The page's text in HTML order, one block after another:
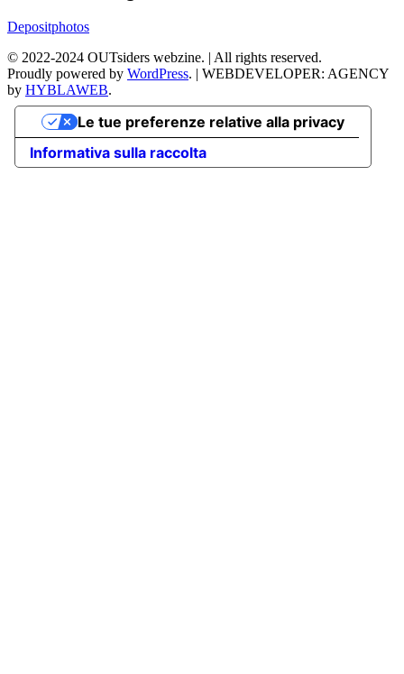
Depositphotos
© 2022-2024 OUTsiders webzine. | All rights reserved.
Proudly powered by WordPress. | WEBDEVELOPER: AGENCY
by HYBLAWEB.
Informativa sulla raccolta
Le tue preferenze relative alla privacy